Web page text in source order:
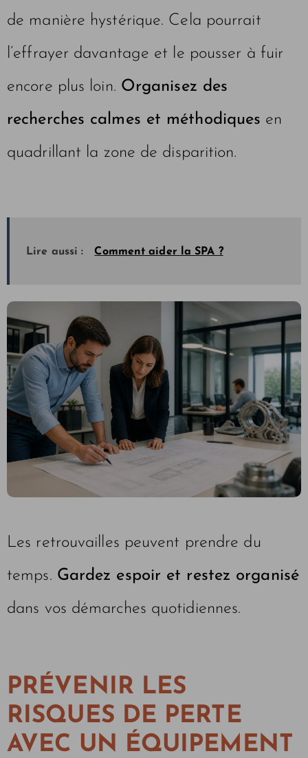
de manière hystérique. Cela pourrait
l’effrayer davantage et le pousser à fuir
encore plus loin. Organisez des
recherches calmes et méthodiques en
quadrillant la zone de disparition.
Lire aussi : Comment aider la SPA ?
Les retrouvailles peuvent prendre du
temps. Gardez espoir et restez organisé
dans vos démarches quotidiennes.
PRÉVENIR LES
RISQUES DE PERTE
AVEC UN ÉQUIPEMENT